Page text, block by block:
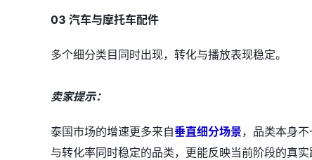
03 汽车与摩托车配件
多个细分类目同时出现，转化与播放表现稳定。
卖家提示：
泰国市场的增速更多来自垂直细分场景，品类本身
与转化率同时稳定的品类，更能反映当前阶段的真实